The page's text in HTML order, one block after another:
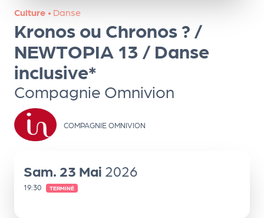
Culture • Danse
Kronos ou Chronos ? /
NEWTOPIA 13 / Danse
inclusive*
Compagnie Omnivion
COMPAGNIE OMNIVION
Sam. 23 Mai 2026
19:30 TERMINÉ
ns
PR
O
G!
PR
O
G!
Ma
g